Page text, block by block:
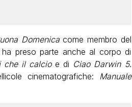
Domenicacome membro del
preso parte anche al corpo di
che il calcioe di Ciao Darwin 5.
cinematografiche: Manuale